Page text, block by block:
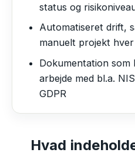
status og
Automatiseret drift,
manuelt projekt
Dokumentation
arbejde med bl.a.
GDPR
Hvad